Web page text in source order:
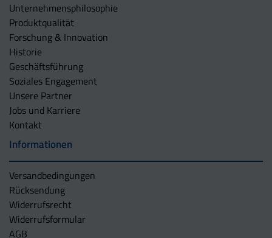
Unternehmens­philosophie
Produktqualität
Forschung & Innovation
Historie
Geschäftsführung
Soziales Engagement
Unsere Partner
Jobs und Karriere
Kontakt
Informationen
Versandbedingungen
Rücksendung
Widerrufsrecht
Widerrufsformular
AGB